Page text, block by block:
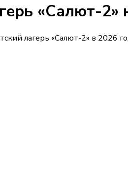
«Салют-2»
лагерь «Салют-2» в 2026